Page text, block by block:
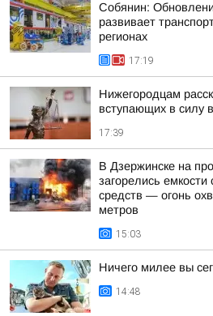
Собянин:
развивает
регионах
17:19
Нижегородцам
вступающих в силу
17:39
В Дзержинске на
загорелись
средств — огонь
метров
15:03
Ничего милее вы
14:48